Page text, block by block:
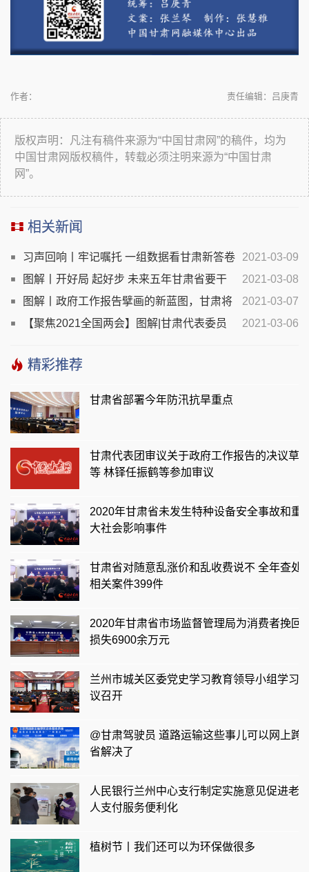
责任编辑：吕庚青
作者：
版权声明：凡注有稿件来源为“中国甘肃网”的稿件，均为
中国甘肃网版权稿件，转载必须注明来源为“中国甘肃
网”。
相关新闻
2021-03-09
习声回响丨牢记嘱托 一组数据看甘肃新答卷
2021-03-08
图解丨开好局 起好步 未来五年甘肃省要干
好这些大事！
2021-03-07
图解丨政府工作报告擘画的新蓝图，甘肃将
这样绘就！
2021-03-06
【聚焦2021全国两会】图解|甘肃代表委员
精彩推荐
甘肃省部署今年防汛抗旱重点
甘肃代表团审议关于政府工作报告的决议草
等 林铎任振鹤等参加审议
2020年甘肃省未发生特种设备安全事故和重
大社会影响事件
甘肃省对随意乱涨价和乱收费说不 全年查处
相关案件399件
2020年甘肃省市场监督管理局为消费者挽回
损失6900余万元
兰州市城关区委党史学习教育领导小组学习
议召开
@甘肃驾驶员 道路运输这些事儿可以网上跨
省解决了
人民银行兰州中心支行制定实施意见促进老
人支付服务便利化
植树节丨我们还可以为环保做很多